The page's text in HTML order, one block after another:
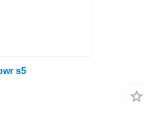
s5